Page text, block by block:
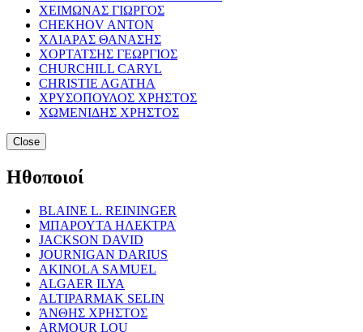
ΧΕΙΜΩΝΑΣ ΓΙΩΡΓΟΣ
CHEKHOV ANTON
ΧΛΙΑΡΑΣ ΘΑΝΑΣΗΣ
ΧΟΡΤΑΤΣΗΣ ΓΕΩΡΓΙΟΣ
CHURCHILL CARYL
CHRISTIE AGATHA
ΧΡΥΣΟΠΟΥΛΟΣ ΧΡΗΣΤΟΣ
ΧΩΜΕΝΙΔΗΣ ΧΡΗΣΤΟΣ
Close
Ηθοποιοί
BLAINE L. REININGER
ΜΠΑΡΟΥΤΑ ΗΛΕΚΤΡΑ
JACKSON DAVID
JOURNIGAN DARIUS
AKINOLA SAMUEL
ALGAER ILYA
ALTIPARMAK SELIN
ΆΝΘΗΣ ΧΡΗΣΤΟΣ
ARMOUR LOU